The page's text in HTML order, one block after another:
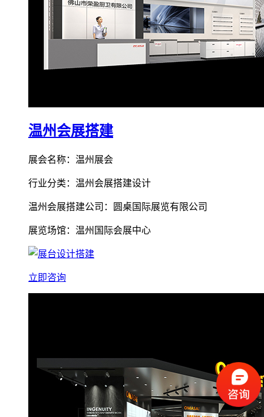
温州会展搭建
展会名称：温州展会
行业分类：温州会展搭建设计
温州会展搭建公司：圆桌国际展览有限公司
展览场馆：温州国际会展中心
立即咨询